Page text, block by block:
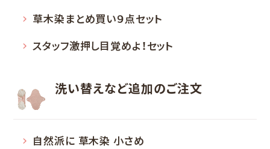
草木染まとめ買い９点セット
スタッフ激押し目覚めよ！セット
洗い替えなど追加のご注文
自然派に 草木染 小さめ